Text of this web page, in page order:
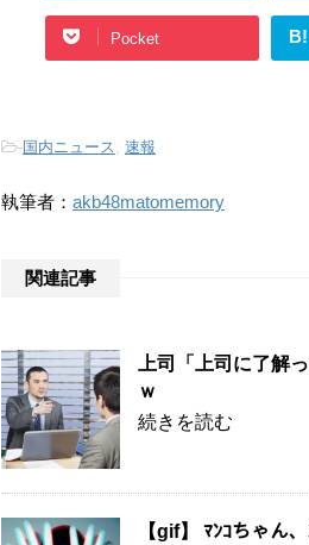
Pocket B!
-国内ニュース, 速報
執筆者： akb48matomemory
関連記事
上司「上司に了解
ｗ
続きを読む
【gif】 ﾏﾝｺちゃん